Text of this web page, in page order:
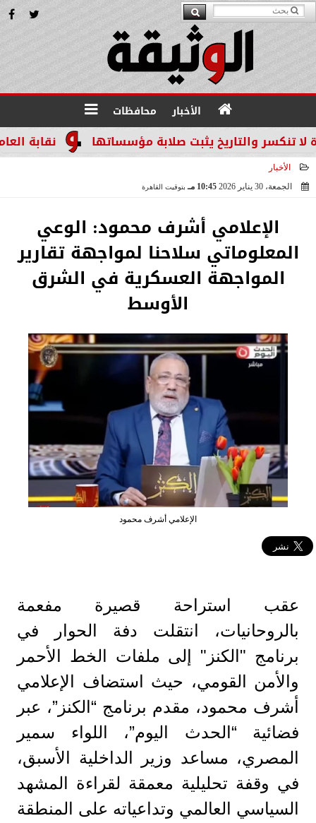
الأخبار محافظات
نقابة والتاريخ يثبت صلابة مؤسساتها
الأخبار
الجمعة، 30 يناير 2026
10:45 مـ بتوقيت القاهرة
الإعلامي أشرف محمود: الوعي
المعلوماتي سلاحنا لمواجهة تقارير
المواجهة العسكرية في الشرق
الأوسط
الإعلامي أشرف محمود
عقب استراحة قصيرة مفعمة
بالروحانيات، انتقلت دفة الحوار في
برنامج "الكنز" إلى ملفات الخط الأحمر
والأمن القومي، حيث استضاف الإعلامي
أشرف محمود، مقدم برنامج “الكنز”، عبر
فضائية “الحدث اليوم”، اللواء سمير
المصري، مساعد وزير الداخلية الأسبق،
في وقفة تحليلية معمقة لقراءة المشهد
السياسي العالمي وتداعياته على المنطقة